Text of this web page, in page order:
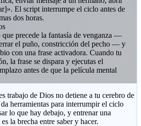
El script interrumpe el ciclo antes de
dos horas.
precede la fantasía de venganza —
el puño, constricción del pecho — y
con una frase activadora. Cuando tu
la frase se dispara y ejecutas el
antes de que la película mental
trabajo de Dios no detiene a tu cerebro de
herramientas para interrumpir el ciclo
lo que hay debajo, y entrenar una
la brecha entre saber y hacer.